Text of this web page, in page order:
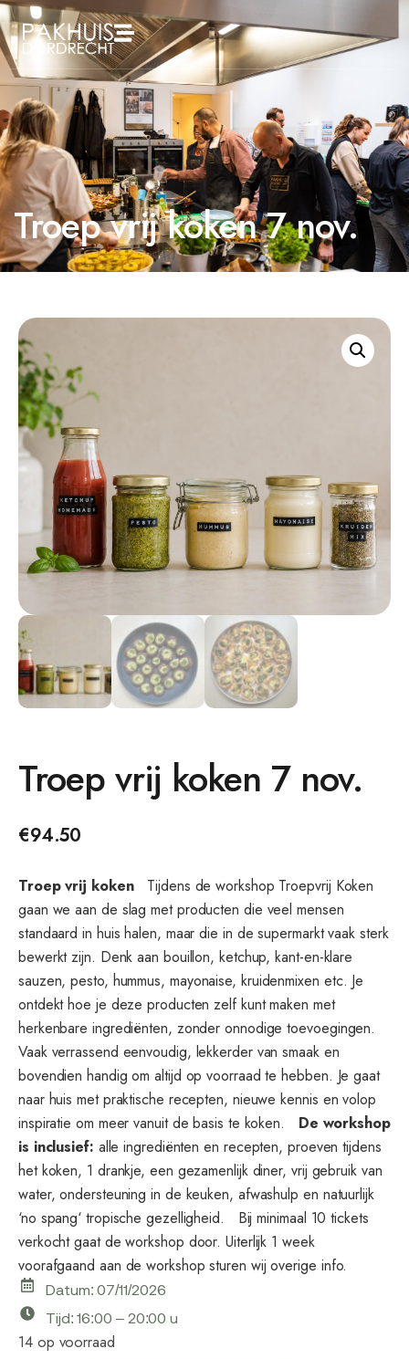
Troep vrij koken 7 nov.
Troep vrij koken 7 nov.
€94.50
Troep vrij kokenTijdens de workshop Troepvrij Koken
gaan we aan de slag met producten die veel mensen
standaard in huis halen, maar die in de supermarkt vaak sterk
bewerkt zijn. Denk aan bouillon, ketchup, kant-en-klare
sauzen, pesto, hummus, mayonaise, kruidenmixen etc. Je
ontdekt hoe je deze producten zelf kunt maken met
herkenbare ingrediënten, zonder onnodige toevoegingen.
Vaak verrassend eenvoudig, lekkerder van smaak en
bovendien handig om altijd op voorraad te hebben. Je gaat
naar huis met praktische recepten, nieuwe kennis en volop
inspiratie om meer vanuit de basis te koken. De workshop
is inclusief: alle ingrediënten en recepten, proeven tijdens
het koken, 1 drankje, een gezamenlijk diner, vrij gebruik van
water, ondersteuning in de keuken, afwashulp en natuurlijk
‘no spang‘ tropische gezelligheid. Bij minimaal 10 tickets
verkocht gaat de workshop door. Uiterlijk 1 week
voorafgaand aan de workshop sturen wij overige info.
Datum: 07/11/2026
Tijd: 16:00 – 20:00 u
14 op voorraad